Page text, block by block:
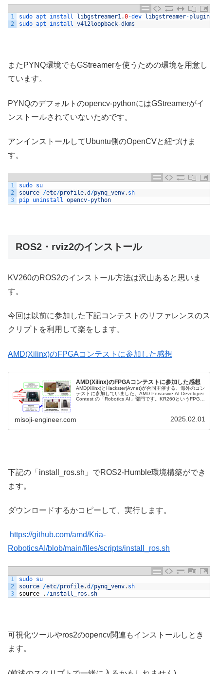
1
2
sudo apt install libgstreamer1.0-dev libgstreamer-plugins
sudo apt install v4l2loopback-dkms
またPYNQ環境でもGStreamerを使うための環境を用意し
ています。
PYNQのデフォルトのopencv-pythonにはGStreamerがイ
ンストールされていないためです。
アンインストールしてUbuntu側のOpenCVと紐づけま
す。
1
2
3
sudo su
source /etc/profile.d /pynq_venv. sh
pip uninstall opencv-python
ROS2・rviz2のインストール
KV260のROS2のインストール方法は沢山あると思いま
す。
今回は以前に参加した下記コンテストのリファレンスのス
クリプトを利用して楽をします。
AMD(Xilinx)のFPGAコンテストに参加した感想
AMD(Xilinx)のFPGAコンテストに参加した感想
AMD(Xilinx)とHackster(Avnet)が合同主催する、海外のコン
テストに参加していました。AMD Pervasive AI Developer
Contest の「Robotics AI」部門です。KR260というFPGA
misoji-engineer.com 2025.02.01
下記の「install_ros.sh」でROS2-Humble環境構築ができ
ます。
ダウンロードするかコピーして、実行します。
https://github.com/amd/Kria-
RoboticsAI/blob/main/files/scripts/install_ros.sh
1
2
3
sudo su
source /etc/profile.d /pynq_venv. sh
source
. /install_ros . sh
可視化ツールやros2のopencv関連もインストールしとき
ます。